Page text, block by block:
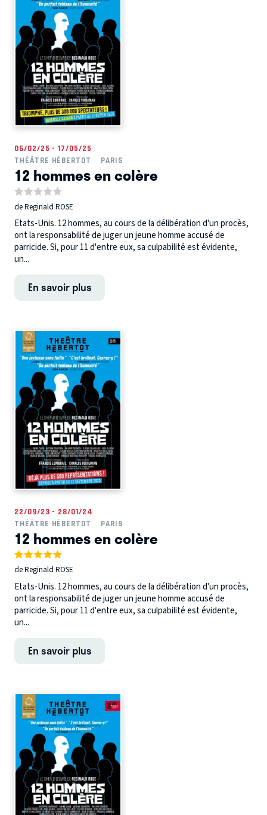
06/02/25 - 17/05/25
THÉÂTRE HÉBERTOT
PARIS
12 hommes en colère
de Reginald ROSE
Etats-Unis. 12 hommes, au cours de la délibération d'un procès,
ont la responsabilité de juger un jeune homme accusé de
parricide. Si, pour 11 d'entre eux, sa culpabilité est évidente,
un...
En savoir plus
22/09/23 - 28/01/24
THÉÂTRE HÉBERTOT
PARIS
12 hommes en colère
de Reginald ROSE
Etats-Unis. 12 hommes, au cours de la délibération d'un procès,
ont la responsabilité de juger un jeune homme accusé de
parricide. Si, pour 11 d'entre eux, sa culpabilité est évidente,
un...
En savoir plus